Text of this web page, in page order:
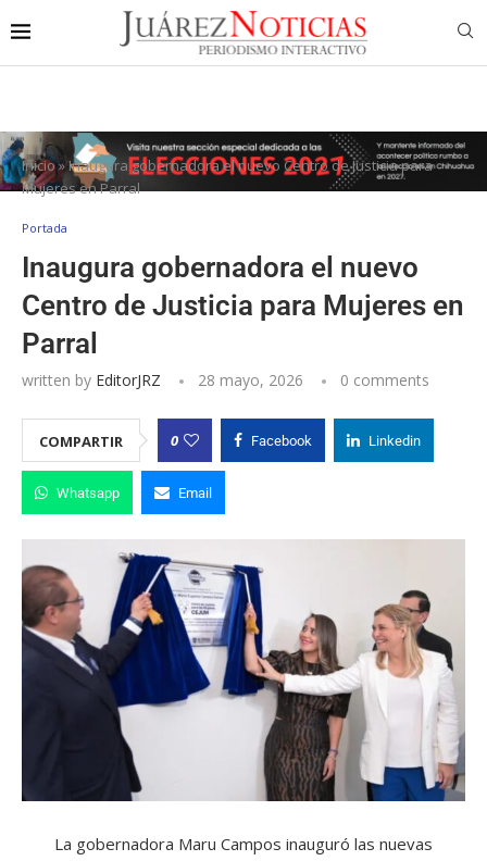
Inicio»Inaugura gobernadora el nuevo Centro de Justicia para
Mujeres en Parral
Portada
Inaugura gobernadora el nuevo
Centro de Justicia para Mujeres en
Parral
written by EditorJRZ 28 mayo, 2026 0 comments
COMPARTIR 0 Facebook Linkedin
Whatsapp Email
La gobernadora Maru Campos inauguró las nuevas